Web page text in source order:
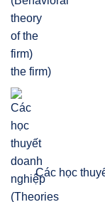
the firm)
Các học